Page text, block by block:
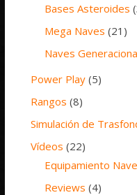
Bases Asteroides
Mega Naves (21)
Naves
Power Play (5)
Rangos (8)
Simulación de
Vídeos (22)
Equipamiento
Reviews (4)